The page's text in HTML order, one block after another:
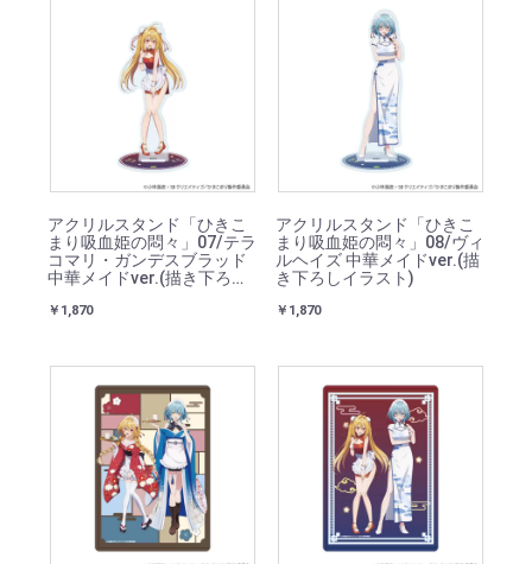
アクリルスタンド「ひきこ
まり吸血姫の悶々」07/テラ
コマリ・ガンデスブラッド
中華メイドver.(描き下ろし
￥1,870
アクリルスタンド「ひきこ
まり吸血姫の悶々」08/ヴィ
ルヘイズ 中華メイドver.(描
き下ろしイラスト)
￥1,870